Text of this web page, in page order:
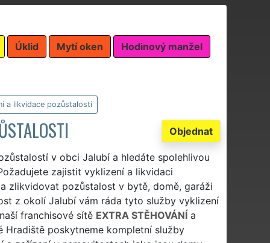
Úklid Mytí oken Hodinový manžel
a likvidace pozůstalostí
Objednat
v obci Jalubí a hledáte spolehlivou
zajistit vyklizení a likvidaci
zlikvidovat pozůstalost v bytě, domě, garáži
z okolí Jalubí vám ráda tyto služby vyklizení
franchisové sítě EXTRA STĚHOVÁNÍa
Hradiště poskytneme kompletní služby